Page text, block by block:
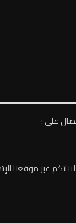
على :
عبر موقعنا الإتصال